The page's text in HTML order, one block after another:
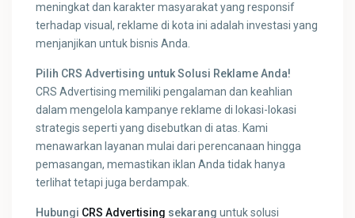
meningkat dan karakter masyarakat yang responsif
terhadap visual, reklame di kota ini adalah investasi yang
menjanjikan untuk bisnis Anda.
Pilih CRS Advertising untuk Solusi Reklame Anda!
CRS Advertising memiliki pengalaman dan keahlian
dalam mengelola kampanye reklame di lokasi-lokasi
strategis seperti yang disebutkan di atas. Kami
menawarkan layanan mulai dari perencanaan hingga
pemasangan, memastikan iklan Anda tidak hanya
terlihat tetapi juga berdampak.
Hubungi CRS Advertising sekarang untuk solusi